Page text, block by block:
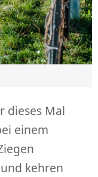
dieses Mal
einem
kehren